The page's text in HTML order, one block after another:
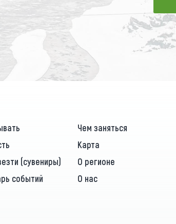
Чем заняться
Карта
(сувениры) О регионе
событий О нас